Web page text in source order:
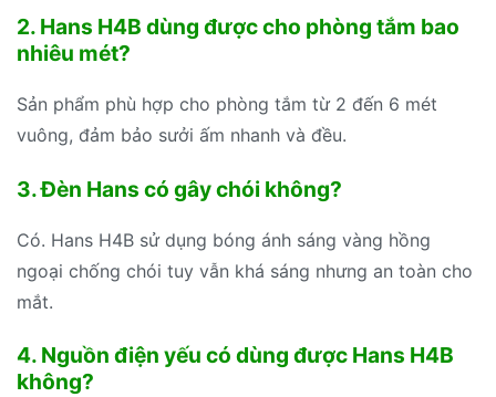
2. Hans H4B dùng được cho phòng tắm bao
nhiêu mét?
Sản phẩm phù hợp cho phòng tắm từ 2 đến 6 mét
vuông, đảm bảo sưởi ấm nhanh và đều.
3. Đèn Hans có gây chói không?
Có. Hans H4B sử dụng bóng ánh sáng vàng hồng
ngoại chống chói tuy vẫn khá sáng nhưng an toàn cho
mắt.
4. Nguồn điện yếu có dùng được Hans H4B
không?